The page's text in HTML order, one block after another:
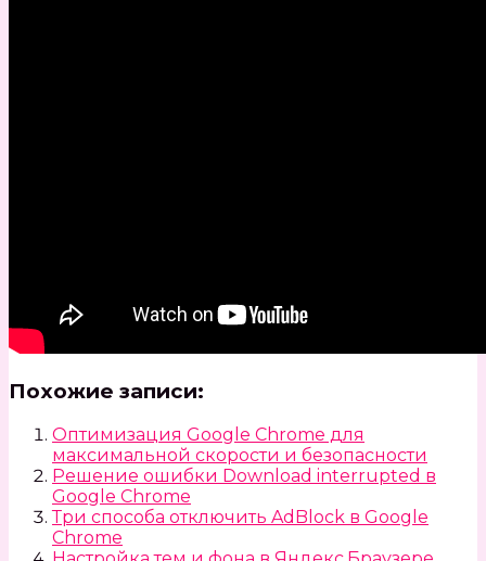
Похожие записи:
Оптимизация Google Chrome для
максимальной скорости и безопасности
Решение ошибки Download interrupted в
Google Chrome
Три способа отключить AdBlock в Google
Chrome